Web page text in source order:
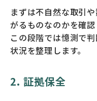
まずは不自然な取引
がるものなのかを確認
この段階では憶測で
状況を整理します。
2. 証拠保全